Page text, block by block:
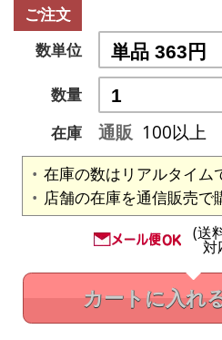
ご注文
数単位
数量
在庫
通販 100以上
在庫の数はリアルタイム
店舗の在庫を通信販売で
(送
対
カートに入れ